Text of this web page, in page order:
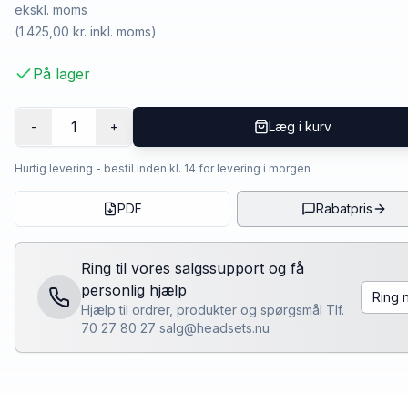
ekskl. moms
(1.425,00 kr. inkl. moms)
På lager
- 1 + Læg i kurv
Hurtig levering - bestil inden kl. 14 for levering i morgen
PDF Rabatpris
Ring til vores salgssupport og få
personlig hjælp
Hjælp til ordrer, produkter og spørgsmål Tlf.
70 27 80 27 salg@headsets.nu
Ring